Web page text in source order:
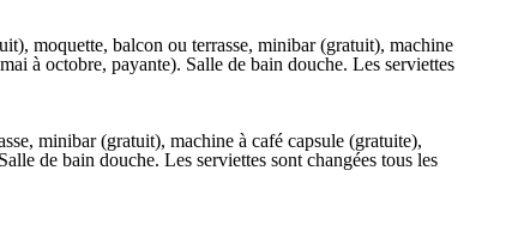
moquette, balcon ou terrasse, minibar (gratuit), machine
à octobre, payante). Salle de bain douche. Les serviettes
minibar (gratuit), machine à café capsule (gratuite),
de bain douche. Les serviettes sont changées tous les